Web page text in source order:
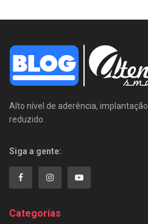
Alto nível de aderência,
reduzido.
Siga a gente:
Categorias